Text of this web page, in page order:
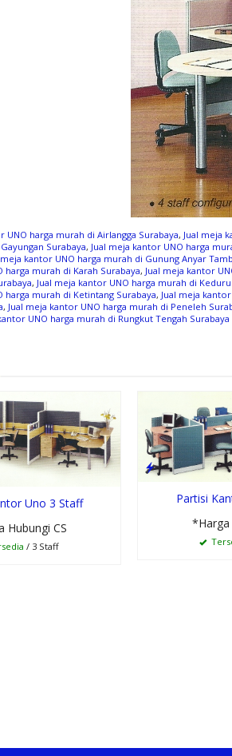
UNO harga murah di Airlangga Surabaya, Jual meja
Surabaya, Jual meja kantor UNO harga
meja kantor UNO harga murah di Gunung Anyar
harga murah di Karah Surabaya, Jual meja kantor
, Jual meja kantor UNO harga murah di
harga murah di Ketintang Surabaya, Jual meja
, Jual meja kantor UNO harga murah di Peneleh
UNO harga murah di Rungkut Tengah Surabaya
Uno 3 Staff
Hubungi CS
/ 3 Staff
Partisi
*Harga